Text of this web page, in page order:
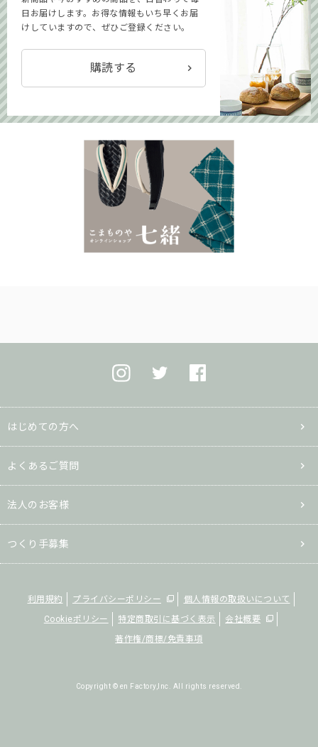
日お届けします。お得な情報もいち早くお届
けしていますので、ぜひご登録ください。
購読する
はじめての方へ
よくあるご質問
法人のお客様
つくり手募集
利用規約 プライバシーポリシー
個人情報の取扱いについて
Cookieポリシー
特定商取引に基づく表示
会社概要
著作権/商標/免責事項
Copyright © en Factory,Inc. All rights reserved.